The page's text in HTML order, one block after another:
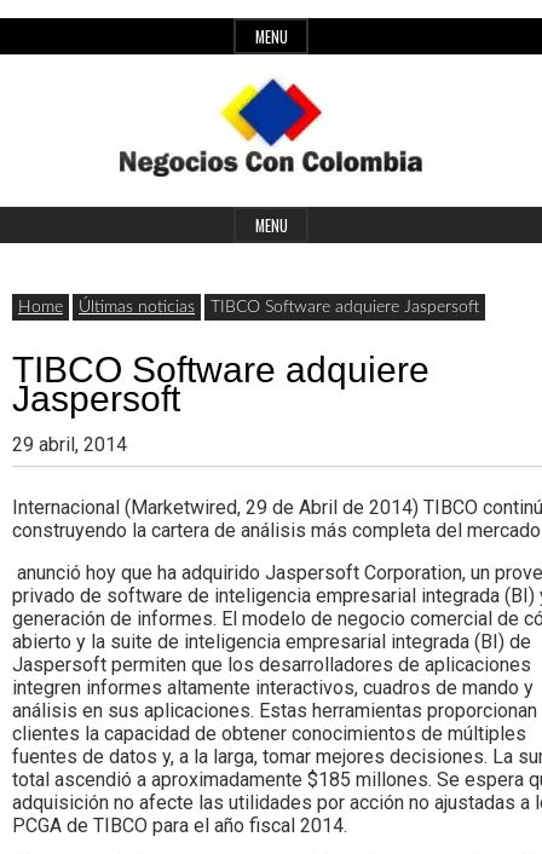
to
MENU
Negocios
con
Colombia
Últimas
noticias,
comunicados
actualidad
de
negocios
con
Colombia.
Header
MENU
Home Últimas noticias TIBCO Software adquiere Jaspersoft
TIBCO Software adquiere
Jaspersoft
29 abril, 2014
Internacional (Marketwired, 29 de Abril de 2014) TIBCO
construyendo la cartera de análisis más completa del mercado
anunció hoy que ha adquirido Jaspersoft Corporation, un
privado de software de inteligencia empresarial integrada (BI)
generación de informes. El modelo de negocio comercial de
abierto y la suite de inteligencia empresarial integrada (BI) de
Jaspersoft permiten que los desarrolladores de aplicaciones
integren informes altamente interactivos, cuadros de mando y
análisis en sus aplicaciones. Estas herramientas
clientes la capacidad de obtener conocimientos de múltiples
fuentes de datos y, a la larga, tomar mejores decisiones. La
total ascendió a aproximadamente $185 millones. Se espera
adquisición no afecte las utilidades por acción no ajustadas a
PCGA de TIBCO para el año fiscal 2014.